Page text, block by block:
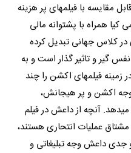
مقایسه با فیلمهای پر هزینه
همراه با پشتوانه مالی
کلاس جهانی تبدیل کرده
گیر و تاثیر گذار است و به
زمینه فیلمهای اکشن را چند
وجه اکشن و پر هیجانش،
آنچه از داعش در فیلم
مشتاق عملیات انتحاری هستند،
جدی داعش وجه تبلیغاتی و